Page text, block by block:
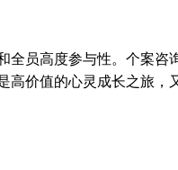
全员高度参与性。个案
高价值的心灵成长之旅，